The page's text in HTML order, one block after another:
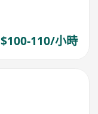
$100-110/小時